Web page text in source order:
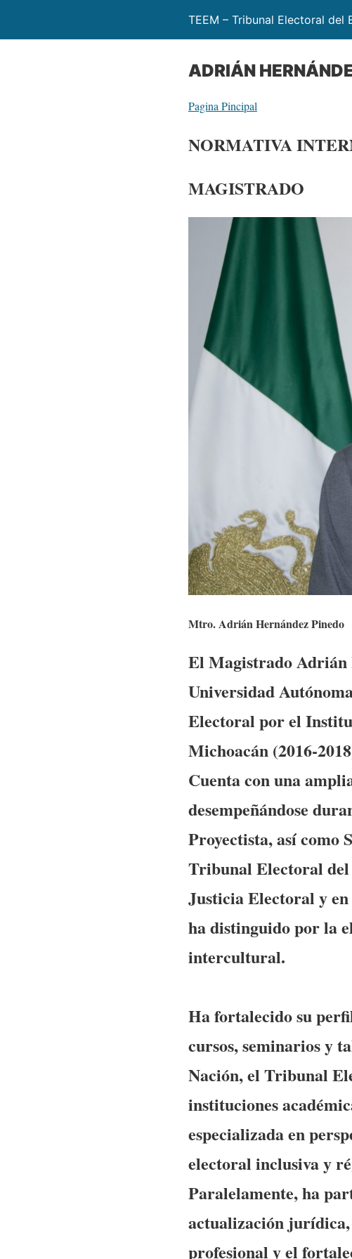
TEEM – Tribunal Electoral del
ADRIÁN
Pagina Pincipal
NORMATIVA
MAGISTRADO
Mtro. Adrián Hernández Pinedo
El Magistrado Adrián
Universidad
Electoral por el
Michoacán (2016-
Cuenta con una
desempeñándose
Proyectista, así como
Tribunal Electoral
Justicia Electoral y en
ha distinguido por la
intercultural.
Ha fortalecido su
cursos, seminarios y
Nación, el Tribunal
instituciones
especializada en
electoral inclusiva y
Paralelamente, ha
actualización jurídica,
profesional y el